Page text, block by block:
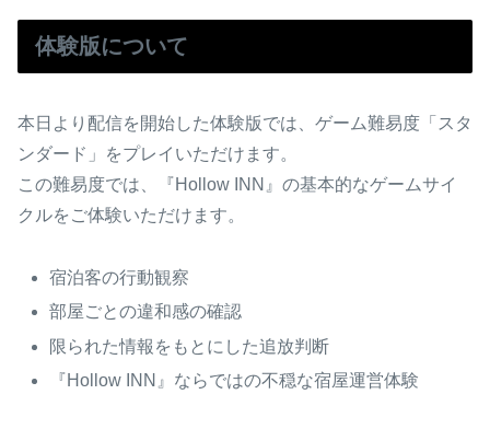
体験版について
本日より配信を開始した体験版では、ゲーム難易度「スタ
ンダード」をプレイいただけます。
この難易度では、『Hollow INN』の基本的なゲームサイ
クルをご体験いただけます。
宿泊客の行動観察
部屋ごとの違和感の確認
限られた情報をもとにした追放判断
『Hollow INN』ならではの不穏な宿屋運営体験